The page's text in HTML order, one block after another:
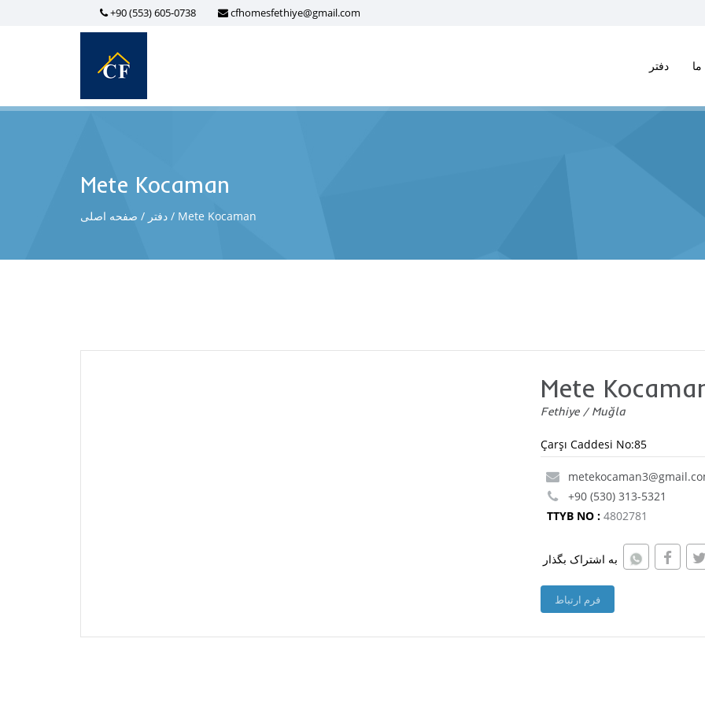
+90 (553) 605-0738 cfhomesfethiye@gmail.com
دفتر
Mete Kocaman
صفحه اصلی دفتر Mete Kocaman
Mete
Fethiye / Muğla
Çarşı Caddesi No:85
+90 (530) 313-5321
TTYB NO : 4802781
به اشتراک بگذار
فرم ارتباط